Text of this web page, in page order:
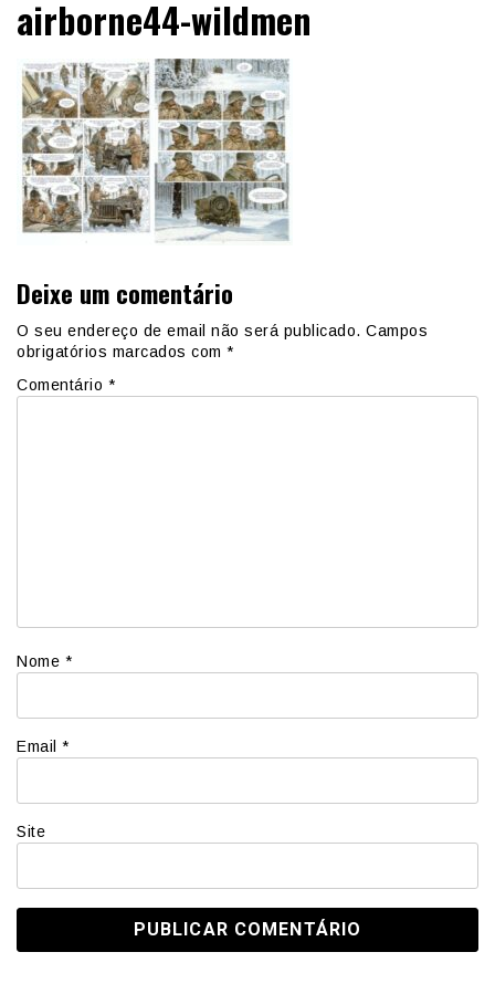
airborne44-wildmen
Deixe um comentário
O seu endereço de email não será publicado. Campos
obrigatórios marcados com *
Comentário *
Nome *
Email *
Site